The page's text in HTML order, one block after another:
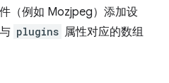
（例如 Mozjpeg）添加设
plugins 属性对应的数组